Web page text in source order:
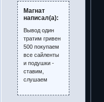
Магнат
написал(а):
Вывод один
тратим гривен
500 покупаем
все сайленты
и подушки -
ставим,
слушаем